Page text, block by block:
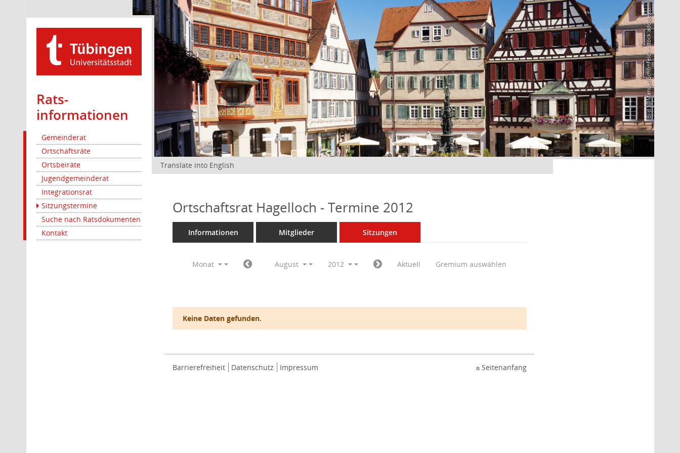
Rats­
informationen
Gemeinderat
Ortschaftsräte
Ortsbeiräte
Jugendgemeinderat
Integrationsrat
Sitzungstermine
Suche nach Ratsdokumenten
Kontakt
Bild: @Manuel Schönfeld – stock.adobe.com
Translate into English
Ortschaftsrat Hagelloch - Termine 2012
Informationen Mitglieder Sitzungen
Monat August 2012 Aktuell Gremium auswählen
Keine Daten gefunden.
Barrierefreiheit Datenschutz Impressum Seitenanfang